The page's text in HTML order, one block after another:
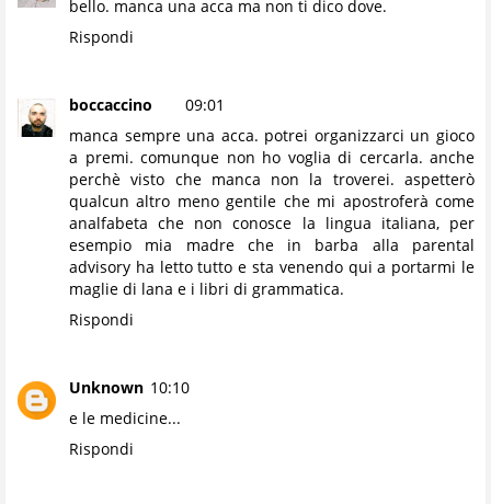
bello. manca una acca ma non ti dico dove.
Rispondi
boccaccino
09:01
manca sempre una acca. potrei organizzarci un gioco
a premi. comunque non ho voglia di cercarla. anche
perchè visto che manca non la troverei. aspetterò
qualcun altro meno gentile che mi apostroferà come
analfabeta che non conosce la lingua italiana, per
esempio mia madre che in barba alla parental
advisory ha letto tutto e sta venendo qui a portarmi le
maglie di lana e i libri di grammatica.
Rispondi
Unknown 10:10
e le medicine...
Rispondi